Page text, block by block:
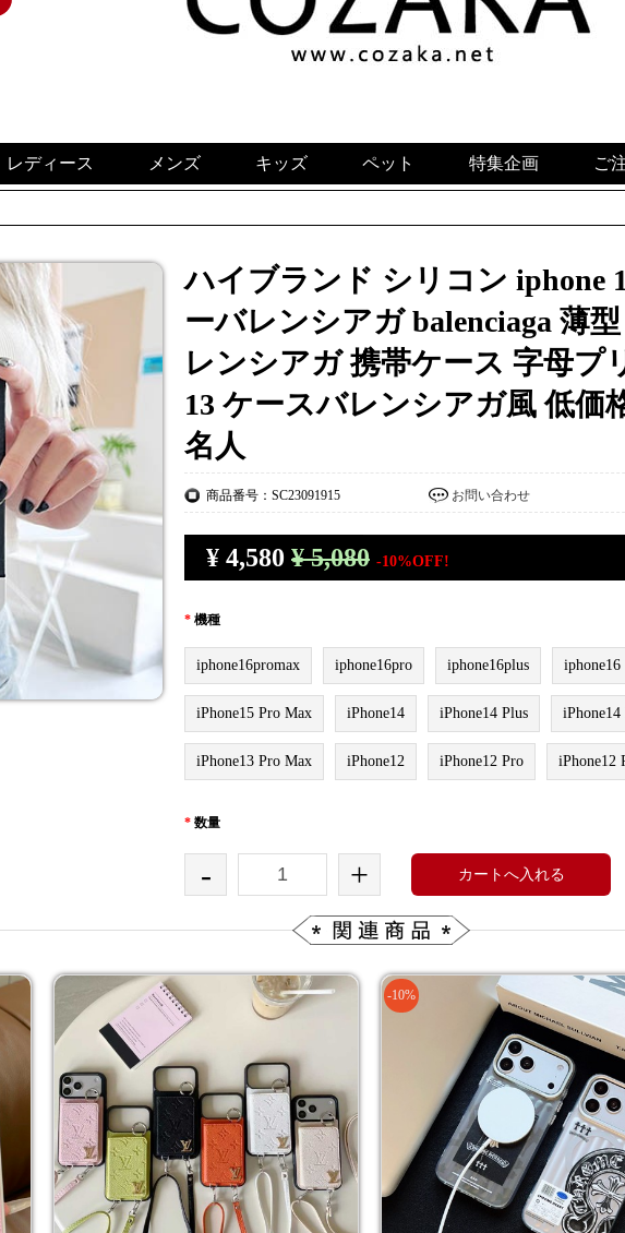
レディース メンズ キッズ ペット 特集企画 ご
ハイブランド シリコン iphone
ーバレンシアガ balenciaga 薄
レンシアガ 携帯ケース 字母プ
13 ケースバレンシアガ風 低価
名人
商品番号：SC23091915 お問い合わせ
¥ 4,580 ¥ 5,080 -10%OFF!
* 機種
iphone16promax iphone16pro iphone16plus iphone16
iPhone15 Pro Max iPhone14 iPhone14 Plus
iPhone13 Pro Max iPhone12 iPhone12 Pro iPhone12
* 数量
- + カートへ入れる
-10%